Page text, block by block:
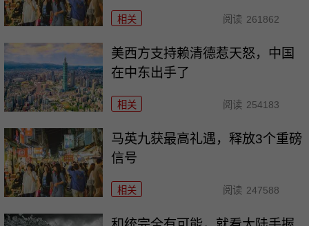
相关 阅读 261862
美西方支持赖清德惹天怒，中国
在中东出手了
相关 阅读 254183
马英九获最高礼遇，释放3个重磅
信号
相关 阅读 247588